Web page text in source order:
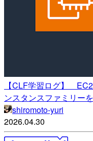
【CLF学習ログ】
ンスタンスファミリー
shiromoto-yuri
2026.04.30